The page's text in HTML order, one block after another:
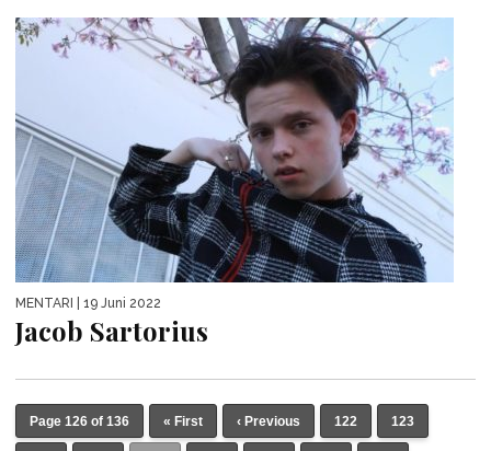
MENTARI | 19 Juni 2022
Jacob Sartorius
Page 126 of 136 « First ‹ Previous 122 123